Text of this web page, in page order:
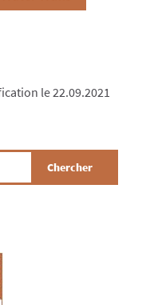
le 22.09.2021